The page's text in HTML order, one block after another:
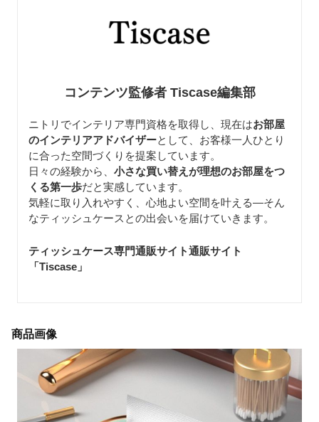
コンテンツ監修者 Tiscase編集部
ニトリでインテリア専門資格を取得し、現在はお部屋
のインテリアアドバイザーとして、お客様一人ひとり
に合った空間づくりを提案しています。
日々の経験から、 小さな買い替えが理想のお部屋をつ
くる第一歩だと実感しています。
気軽に取り入れやすく、心地よい空間を叶える—そん
なティッシュケースとの出会いを届けていきます。
ティッシュケース専門通販サイト通販サイト
「Tiscase 」
商品画像